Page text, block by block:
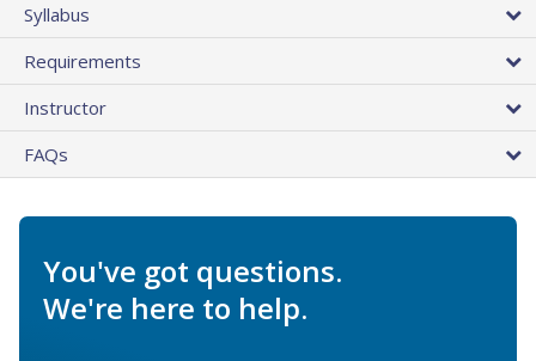
Syllabus
Requirements
Instructor
FAQs
You've got questions.
We're here to help.